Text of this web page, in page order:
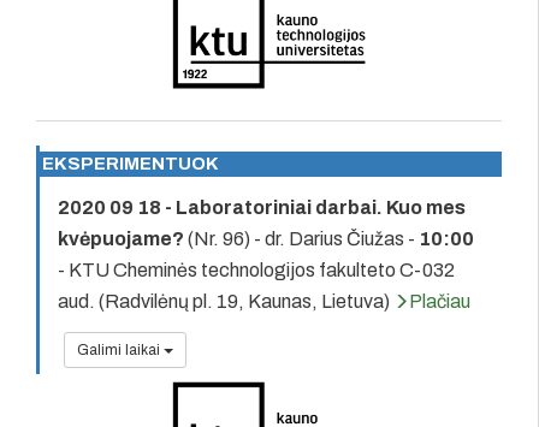
EKSPERIMENTUOK
2020 09 18 - Laboratoriniai darbai. Kuo mes
kvėpuojame? (Nr. 96) - dr. Darius Čiužas - 10:00
- KTU Cheminės technologijos fakulteto C-032
aud. (Radvilėnų pl. 19, Kaunas, Lietuva)
Plačiau
Galimi laikai